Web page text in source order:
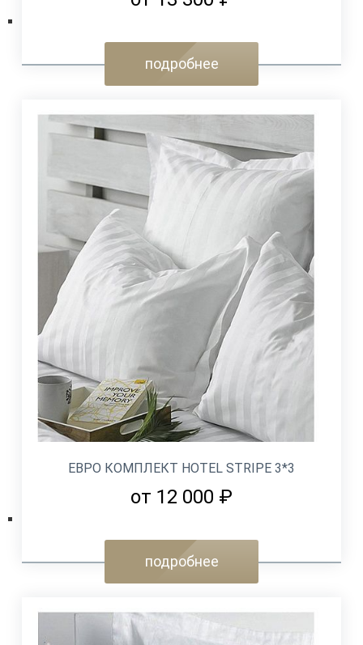
подробнее
ЕВРО КОМПЛЕКТ HOTEL STRIPE 3*3
от 12 000 ₽
подробнее